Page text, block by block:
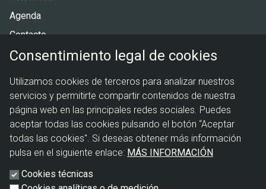
Agenda
Contacto
legal
Política de cookies
Aviso legal
Consentimiento legal de cookies
Utilizamos cookies de terceros para analizar nuestros
servicios y permitirte compartir contenidos de nuestra
página web en las principales redes sociales. Puedes
aceptar todas las cookies pulsando el botón “Aceptar
todas las cookies". Si deseas obtener más información
pulsa en el siguiente enlace: MÁS INFORMACIÓN
Cookies técnicas